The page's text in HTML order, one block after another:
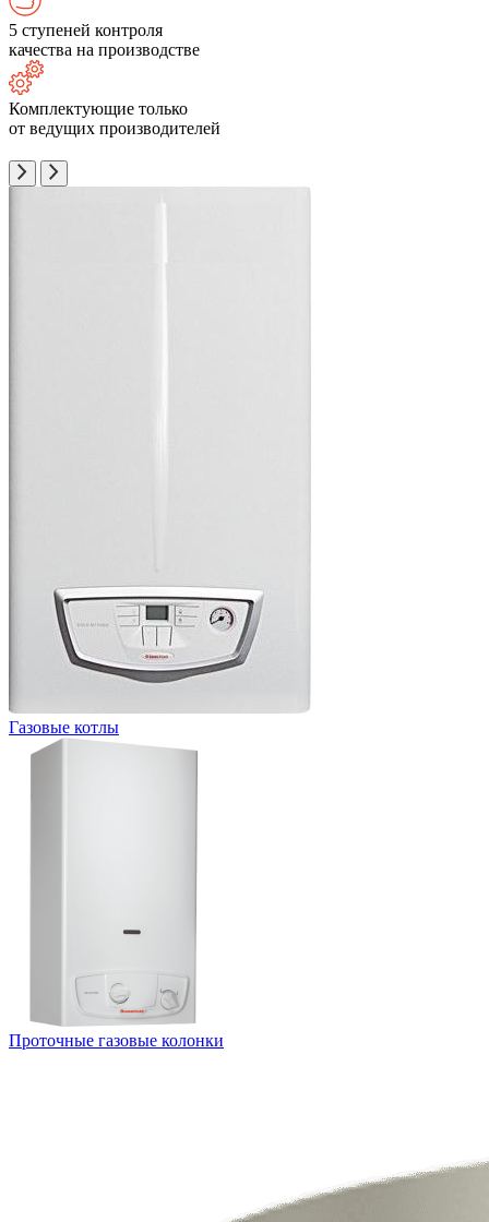
5 ступеней контроля
качества на производстве
Комплектующие только
от ведущих производителей
Газовые котлы
Проточные газовые колонки